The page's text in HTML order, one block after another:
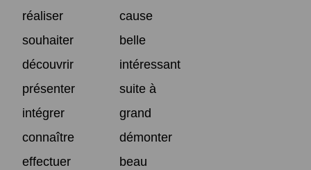
réaliser
cause
souhaiter
belle
découvrir
intéressant
présenter
suite à
intégrer
grand
connaître
démonter
effectuer
beau